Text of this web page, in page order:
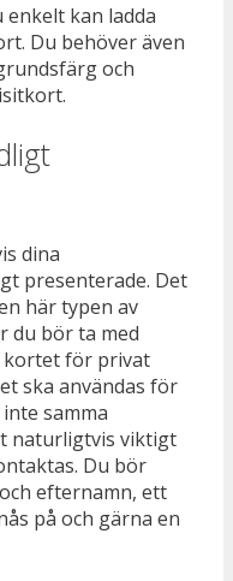
kan ladda
Du behöver även
och
dina
presenterade. Det
här typen av
du bör ta med
kortet för privat
ska användas för
samma
naturligtvis viktigt
Du bör
efternamn, ett
på och gärna en